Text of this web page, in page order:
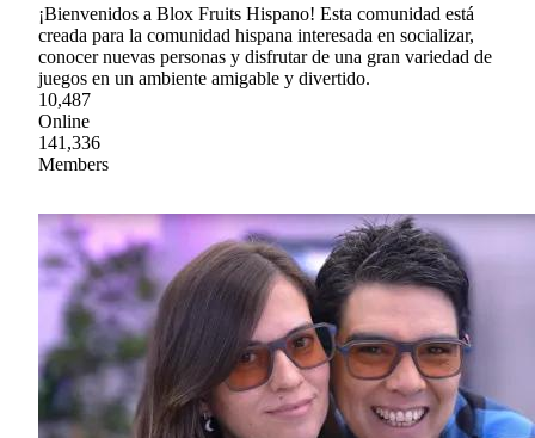
¡Bienvenidos a Blox Fruits Hispano! Esta comunidad está
creada para la comunidad hispana interesada en socializar,
conocer nuevas personas y disfrutar de una gran variedad de
juegos en un ambiente amigable y divertido.
10,487
Online
141,336
Members